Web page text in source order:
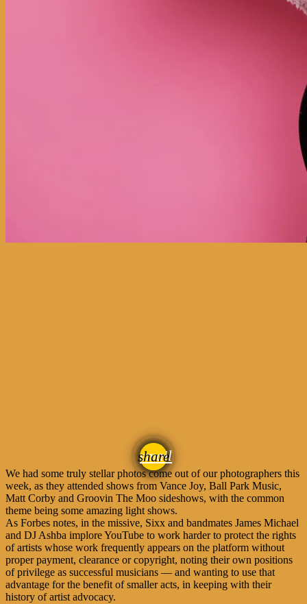
share
1
email
We had some truly stellar photos come out of our photographers this
week, as they attended shows from Vance Joy, Ball Park Music,
Matt Corby and Groovin The Moo sideshows, with the common
theme being some amazing light shows.
As Forbes notes, in the missive, Sixx and bandmates James Michael
and DJ Ashba implore YouTube to work harder to protect the rights
of artists whose work frequently appears on the platform without
proper payment, clearance or copyright, noting their own positions
of privilege as successful musicians — and wanting to use that
advantage for the benefit of smaller acts, in keeping with their
history of artist advocacy.